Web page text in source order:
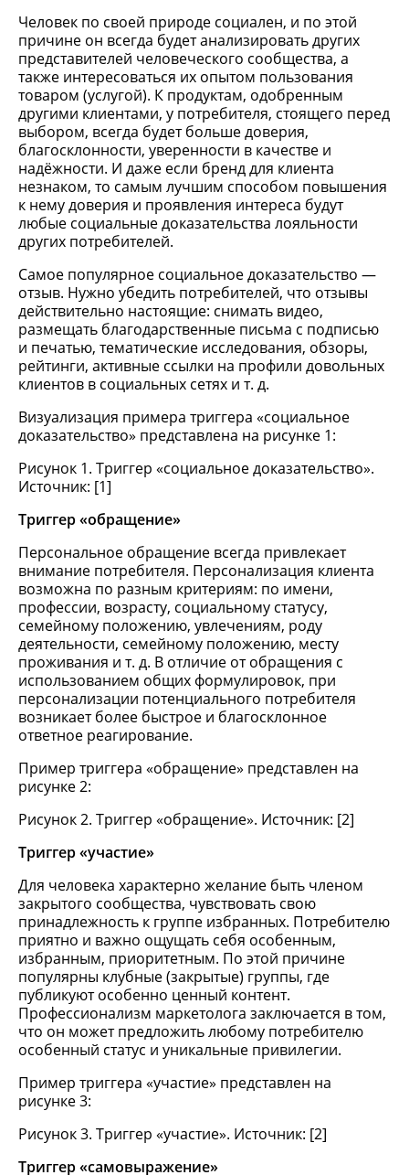
Человек по своей природе социален, и по этой
причине он всегда будет анализировать других
представителей человеческого сообщества, а
также интересоваться их опытом пользования
товаром (услугой). К продуктам, одобренным
другими клиентами, у потребителя, стоящего перед
выбором, всегда будет больше доверия,
благосклонности, уверенности в качестве и
надёжности. И даже если бренд для клиента
незнаком, то самым лучшим способом повышения
к нему доверия и проявления интереса будут
любые социальные доказательства лояльности
других потребителей.
Самое популярное социальное доказательство —
отзыв. Нужно убедить потребителей, что отзывы
действительно настоящие: снимать видео,
размещать благодарственные письма с подписью
и печатью, тематические исследования, обзоры,
рейтинги, активные ссылки на профили довольных
клиентов в социальных сетях и т. д.
Визуализация примера триггера «социальное
доказательство» представлена на рисунке 1:
Рисунок 1. Триггер «социальное доказательство».
Источник: [1]
Триггер «обращение»
Персональное обращение всегда привлекает
внимание потребителя. Персонализация клиента
возможна по разным критериям: по имени,
профессии, возрасту, социальному статусу,
семейному положению, увлечениям, роду
деятельности, семейному положению, месту
проживания и т. д. В отличие от обращения с
использованием общих формулировок, при
персонализации потенциального потребителя
возникает более быстрое и благосклонное
ответное реагирование.
Пример триггера «обращение» представлен на
рисунке 2:
Рисунок 2. Триггер «обращение». Источник: [2]
Триггер «участие»
Для человека характерно желание быть членом
закрытого сообщества, чувствовать свою
принадлежность к группе избранных. Потребителю
приятно и важно ощущать себя особенным,
избранным, приоритетным. По этой причине
популярны клубные (закрытые) группы, где
публикуют особенно ценный контент.
Профессионализм маркетолога заключается в том,
что он может предложить любому потребителю
особенный статус и уникальные привилегии.
Пример триггера «участие» представлен на
рисунке 3:
Рисунок 3. Триггер «участие». Источник: [2]
Триггер «самовыражение»